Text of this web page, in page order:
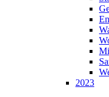
2023